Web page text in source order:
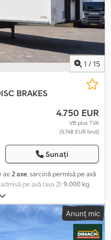
1 / 15
BRAKES
4.750 EUR
VB plus TVA
(5.748 EUR brut)
Sunați
ax: 2 axe, sarcină permisă pe axă
pe axă (axa 2):9.000 kg
spațiului de încărcare:
2.470 mm, înălțime
, dimensiunea
8.660 mm , culoare:alb, An
, = Alte opțiuni și accesorii = - Uși
Anunț mic